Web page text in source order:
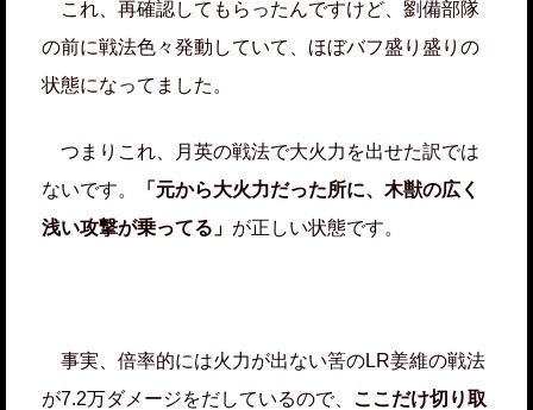
これ、再確認してもらったんですけど、劉備部隊
の前に戦法色々発動していて、ほぼバフ盛り盛りの
状態になってました。
つまりこれ、月英の戦法で大火力を出せた訳では
ないです。
「元から大火力だった所に、木獣の広く
浅い攻撃が乗ってる」 が正しい状態です。
事実、倍率的には火力が出ない筈のLR姜維の戦法
が7.2万ダメージをだしているので、 ここだけ切り取